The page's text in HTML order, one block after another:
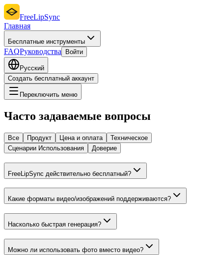
FreeLipSync
Главная
Бесплатные инструменты
FAQРуководства Войти
Русский
Создать бесплатный аккаунт
Переключить меню
Часто задаваемые вопросы
Все Продукт Цена и оплата
Техническое
Сценарии Использования
Доверие
FreeLipSync действительно бесплатный?
Какие форматы видео/изображений поддерживаются?
Насколько быстрая генерация?
Можно ли использовать фото вместо видео?